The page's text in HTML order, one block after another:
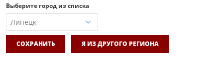
Выберите город из списка
СОХРАНИТЬ Я ИЗ ДРУГОГО РЕГИОНА